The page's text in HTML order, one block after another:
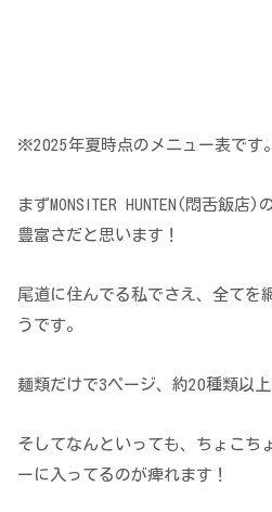
※2025年夏時点のメニュー表です
まずMONSITER HUNTEN(悶舌飯店
豊富さだと思います！
尾道に住んでる私でさえ、全てを
うです。
麺類だけで3ページ、約20種類以上
そしてなんといっても、ちょこち
ーに入ってるのが痺れます！